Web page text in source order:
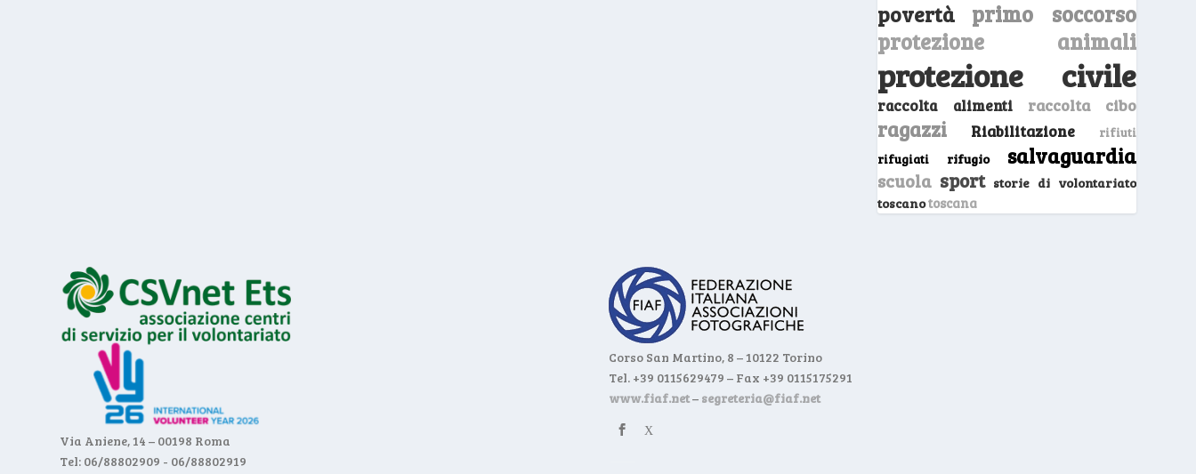
povertà
primo soccorso
protezione animali
protezione civile
raccolta alimenti raccolta cibo
ragazzi Riabilitazione
rifiuti
rifugiati
rifugio salvaguardia
scuola sport storie di volontariato
toscanotoscana
Via Aniene, 14 – 00198 Roma
Tel: 06/88802909 - 06/88802919
Corso San Martino, 8 – 10122 Torino
Tel. +39 0115629479 – Fax +39 0115175291
www.fiaf.net– segreteria@fiaf.net